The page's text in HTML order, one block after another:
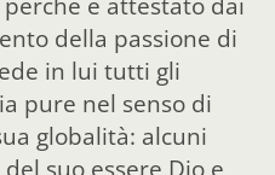
della passione di
in lui tutti gli
ia pure nel senso di
globalità: alcuni
suo essere Dio e